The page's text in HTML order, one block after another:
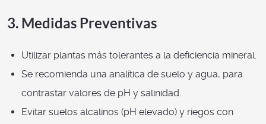
3. Medidas Preventivas
Utilizar plantas más tolerantes a la deficiencia mineral.
Se recomienda una analítica de suelo y agua, para
contrastar valores de pH y salinidad.
Evitar suelos alcalinos (pH elevado) y riegos con